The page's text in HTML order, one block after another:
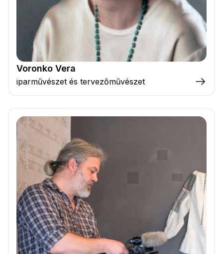
Voronko Vera
iparművészet és tervezőművészet